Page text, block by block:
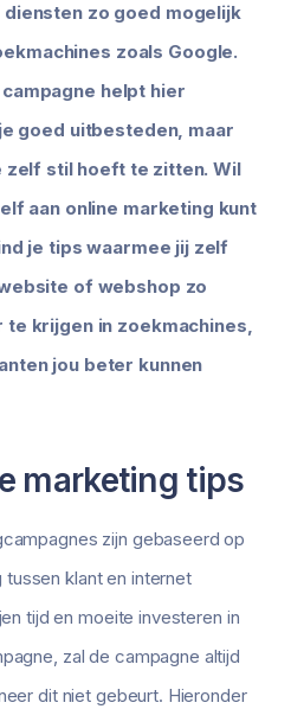
zo goed mogelijk
zoals Google.
helpt hier
goed uitbesteden, maar
zelf stil hoeft te zitten. Wil
aan online marketing kunt
je tips waarmee jij zelf
of webshop zo
krijgen in zoekmachines,
jou beter kunnen
marketing tips
zijn gebaseerd op
klant en internet
tijd en moeite investeren in
zal de campagne altijd
dit niet gebeurt. Hieronder